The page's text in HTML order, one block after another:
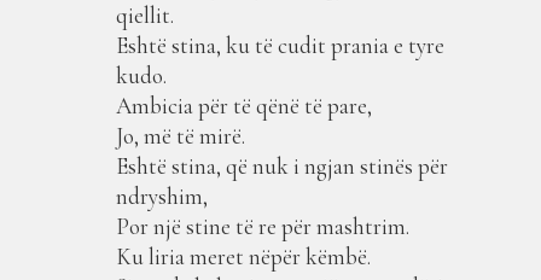
qiellit.
Eshtë stina, ku të cudit prania e tyre
kudo.
Ambicia për të qënë të pare,
Jo, më të mirë.
Eshtë stina, që nuk i ngjan stinës për
ndryshim,
Por një stine të re për mashtrim.
Ku liria meret nëpër këmbë.